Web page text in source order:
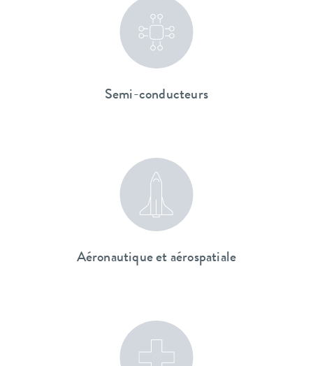
Semi-conducteurs
Aéronautique et aérospatiale